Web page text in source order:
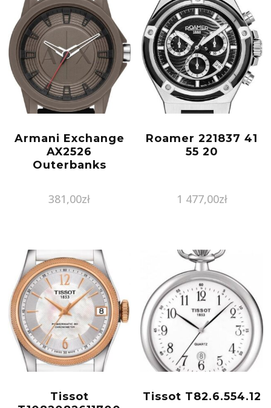
Armani Exchange
AX2526
Outerbanks
381,00zł
Roamer 221837 41
55 20
1 477,00zł
Tissot
Tissot T82.6.554.12